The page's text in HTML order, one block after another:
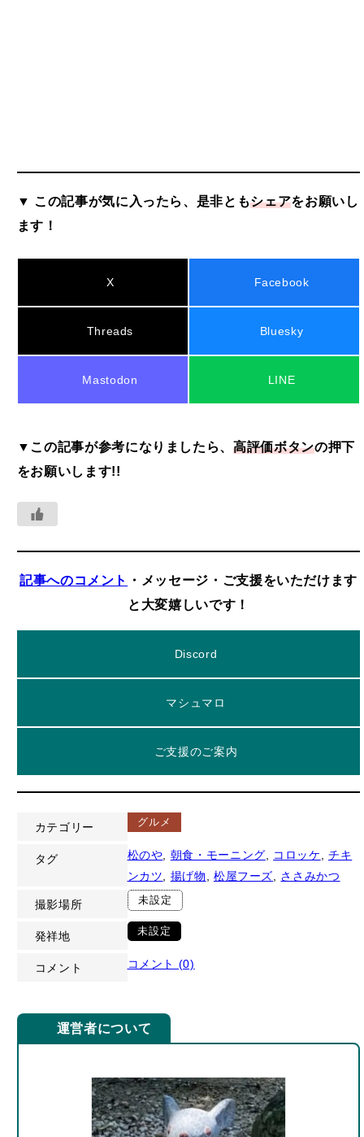
▼ この記事が気に入ったら、是非ともシェアをお願いし
ます！
X Facebook
Threads Bluesky
Mastodon LINE
▼この記事が参考になりましたら、高評価ボタンの押下
をお願いします!!
記事へのコメント
・メッセージ・ご支援をいただけます
と大変嬉しいです！
Discord
マシュマロ
ご支援のご案内
カテゴリー グルメ
タグ 松のや 朝食・モーニング コロッケ
チキ
ンカツ
揚げ物 松屋フーズ ささみかつ
撮影場所 未設定
発祥地 未設定
コメント コメント (0)
運営者について